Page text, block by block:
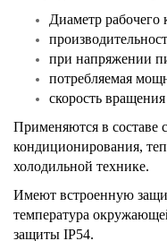
Диаметр рабочего
при напряжении
потребляемая
скорость
Применяются в составе
кондиционирования,
холодильной технике.
Имеют встроенную
температура
защиты IP54.